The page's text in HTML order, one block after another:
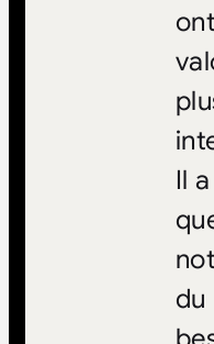
Il
du